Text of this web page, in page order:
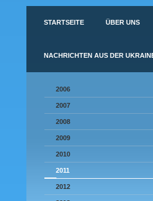
STARTSEITE ÜBER UNS
NACHRICHTEN AUS DER
2006
2007
2008
2009
2010
2011
2012